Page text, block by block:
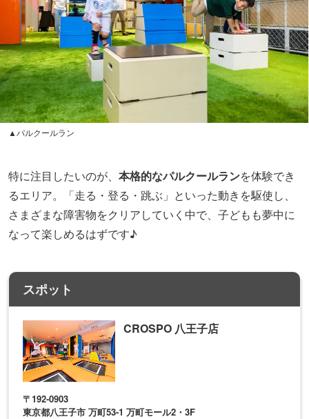
▲パルクールラン
特に注目したいのが、 本格的なパルクールランを体験でき
るエリア。「走る・登る・跳ぶ」といった動きを駆使し、
さまざまな障害物をクリアしていく中で、子どもも夢中に
なって楽しめるはずです♪
スポット
CROSPO 八王子店
〒192-0903
東京都八王子市 万町53-1 万町モール2・3F